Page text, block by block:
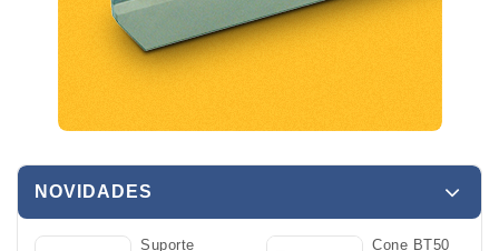
NOVIDADES
Suporte
Cone BT50